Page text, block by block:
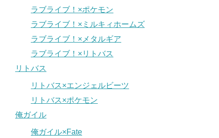
ラブライブ！×ポケモン
ラブライブ！×ミルキィホームズ
ラブライブ！×メタルギア
ラブライブ！×リトバス
リトバス
リトバス×エンジェルビーツ
リトバス×ポケモン
俺ガイル
俺ガイル×Fate